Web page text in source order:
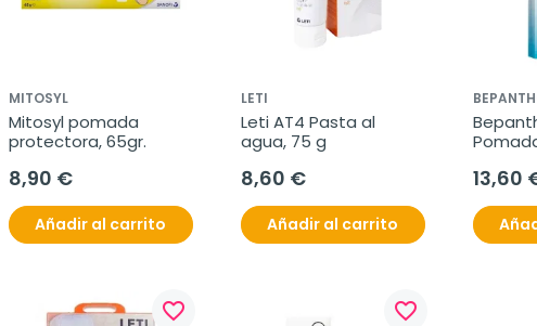
MITOSYL
Mitosyl pomada
protectora, 65gr.
8,90 €
Añadir al carrito
LETI
Leti AT4 Pasta al
agua, 75 g
8,60 €
Añadir al carrito
13,60
favorite_border favorite_border